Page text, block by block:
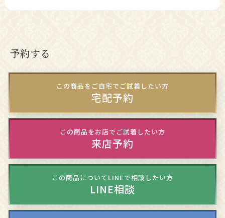
予約する
この商品をご自宅でご試着したい方
宅配予約
この商品をお店でご試着したい方
来店予約
この商品についてLINEで相談したい方
LINE相談